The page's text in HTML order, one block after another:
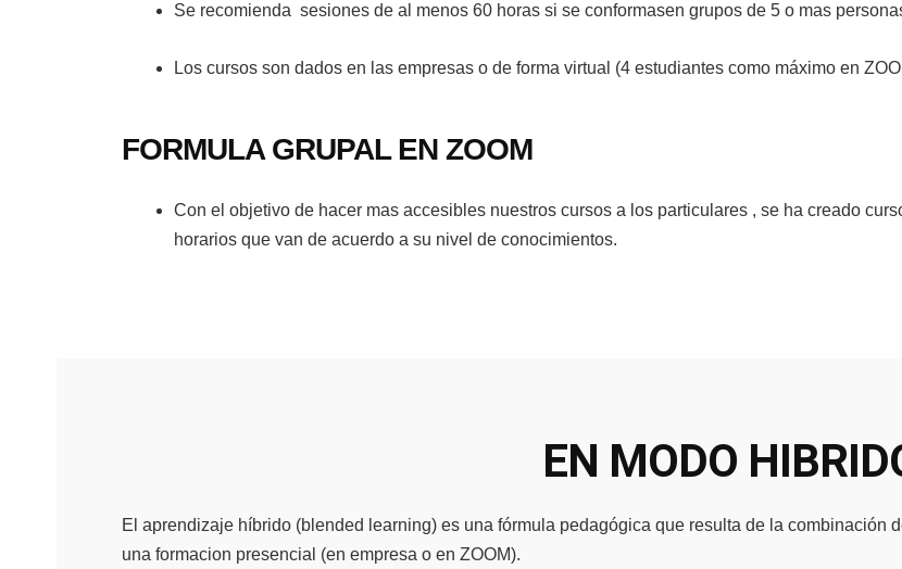
Se recomienda sesiones de al menos 60 horas si se conformasen grupos de 5 o mas
Los cursos son dados en las empresas o de forma virtual (4 estudiantes como máximo en
FORMULA GRUPAL EN ZOOM
Con el objetivo de hacer mas accesibles nuestros cursos a los particulares , se ha creado
horarios que van de acuerdo a su nivel de conocimientos.
EN MODO
El aprendizaje híbrido (blended learning) es una fórmula pedagógica que resulta de la combinación
una formacion presencial (en empresa o en ZOOM).